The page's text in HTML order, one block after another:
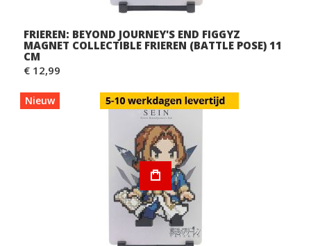
FRIEREN: BEYOND JOURNEY'S END FIGGYZ
MAGNET COLLECTIBLE FRIEREN (BATTLE POSE) 11
CM
€ 12,99
Nieuw